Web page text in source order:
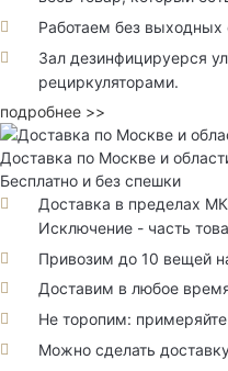
Работаем без выходных
Зал дезинфицируерся
рециркуляторами.
подробнее >>
Доставка по Москве и
Бесплатно и без спешки
Доставка в пределах
Исключение - часть
Привозим до 10 вещей
Доставим в любое
Не торопим:
Можно сделать